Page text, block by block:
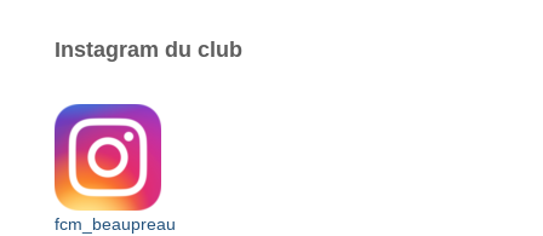
Instagram du club
fcm_beaupreau